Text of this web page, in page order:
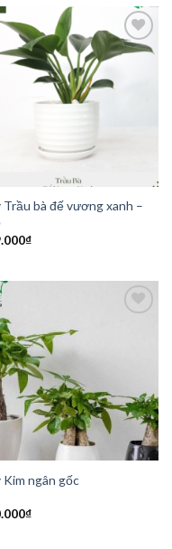
Add to
Trầu bà đế vương xanh –
₫
Kim ngân gốc
₫